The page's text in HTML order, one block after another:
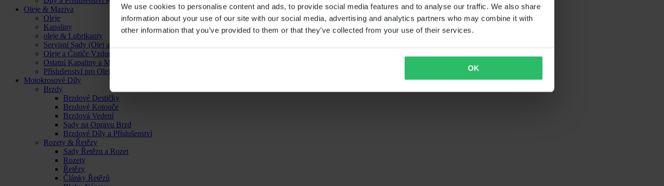
We use cookies to personalise content and ads, to provide social media features and to analyse our traffic. We also share
information about your use of our site with our social media, advertising and analytics partners who may combine it with
other information that you’ve provided to them or that they’ve collected from your use of their services.
OK
Oleje & Maziva
Oleje
Kapaliny
oleje & Lubrikanty
Servisní Sady (Olej a Filtr)
Oleje a Čističe Vzduchových Filtrů
Ostatní Kapaliny a Maziva
Příslušenství pro Oleje, Kapaliny a Maziva
Motokrosové Díly
Brzdy
Brzdové Destičky
Brzdové Kotouče
Brzdová Vedení
Sady na Opravu Brzd
Brzdové Díly a Příslušenství
Rozety & Řetězy
Sady Řetězu a Rozet
Rozety
Řetězy
Články Řetězů